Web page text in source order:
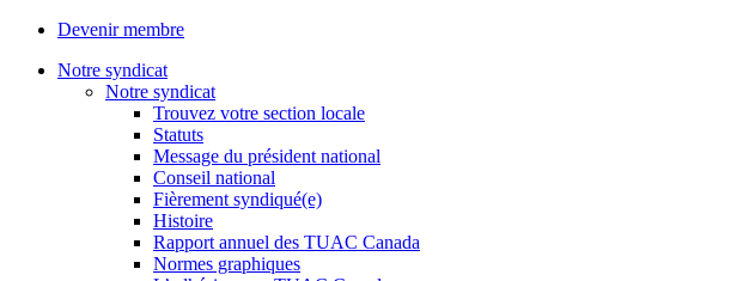
Devenir membre
Notre syndicat
Notre syndicat
Trouvez votre section locale
Statuts
Message du président national
Conseil national
Fièrement syndiqué(e)
Histoire
Rapport annuel des TUAC Canada
Normes graphiques